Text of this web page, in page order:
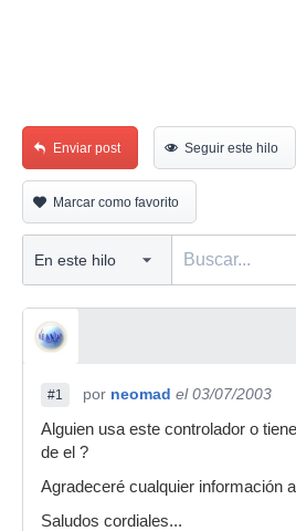
Enviar post Seguir este hilo
Marcar como favorito
#1 por neomad el 03/07/2003
Alguien usa este controlador o
de el ?
Agradeceré cualquier información
Saludos cordiales...